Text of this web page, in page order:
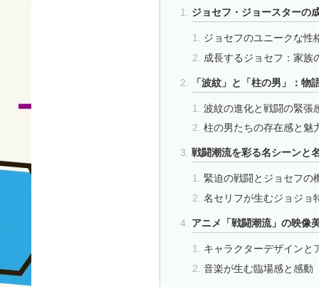
ジョセフ・ジョースターの
ジョセフのユニークな性
成長するジョセフ：家族
「波紋」と「柱の男」：物
波紋の進化と戦闘の緊張
柱の男たちの存在感と魅
戦闘潮流を彩る名シーンと
緊迫の戦闘とジョセフの
名セリフが生むジョジョ
アニメ「戦闘潮流」の映像
キャラクターデザインと
音楽が生む臨場感と感動